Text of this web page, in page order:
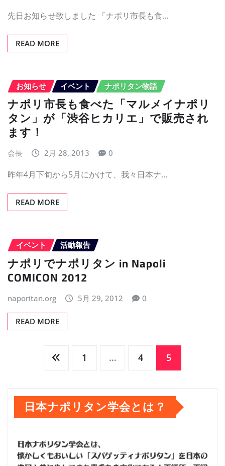
先日お知らせ致しました 「ナポリ市長も食…
READ MORE
お知らせ イベント ナポリタン物語
ナポリ市長も食べた「マルメイナポリ
タン」が「渋谷ヒカリエ」で販売され
ます！
会長 2月 28, 2013 0
昨年4月下旬から5月にかけて、我々日本ナ…
READ MORE
イベント 活動報告
ナポリでナポリタン in Napoli
COMICON 2012
naporitan.org 5月 29, 2012 0
READ MORE
稿
の
ペ
1 … 4 5
日本ナポリタン学会とは？